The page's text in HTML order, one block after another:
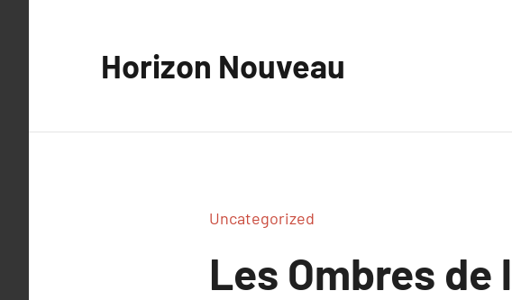
Horizon Nouveau
Uncategorized
Les Ombres de